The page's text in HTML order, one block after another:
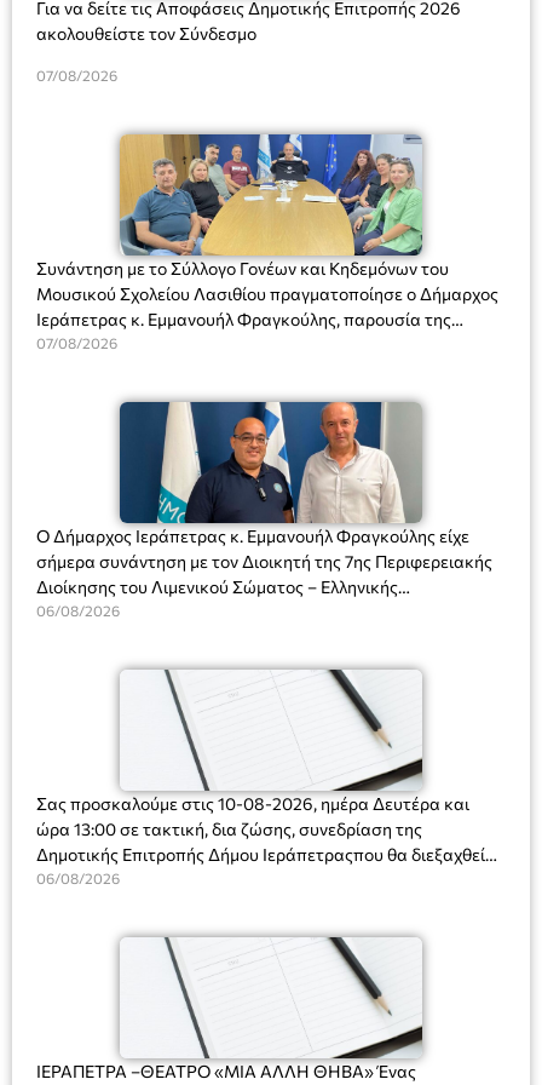
Για να δείτε τις Αποφάσεις Δημοτικής Επιτροπής 2026
ακολουθείστε τον Σύνδεσμο
07/08/2026
Συνάντηση με το Σύλλογο Γονέων και Κηδεμόνων του
Μουσικού Σχολείου Λασιθίου πραγματοποίησε ο Δήμαρχος
Ιεράπετρας κ. Εμμανουήλ Φραγκούλης, παρουσία της
Διευθύντριας του σχολείου κας Μαριάννας Χαΐτα.
07/08/2026
Ο Δήμαρχος Ιεράπετρας κ. Εμμανουήλ Φραγκούλης είχε
σήμερα συνάντηση με τον Διοικητή της 7ης Περιφερειακής
Διοίκησης του Λιμενικού Σώματος – Ελληνικής
Ακτοφυλακής (Λ.Σ.-ΕΛ.ΑΚΤ.), Αρχιπλοίαρχο Λ.Σ. κ. Ιωάννη
06/08/2026
Σας προσκαλούμε στις 10-08-2026, ημέρα Δευτέρα και
ώρα 13:00 σε τακτική, δια ζώσης, συνεδρίαση της
Δημοτικής Επιτροπής Δήμου Ιεράπετραςπου θα διεξαχθεί
στο Δημοτικό Κατάστημα, Δημοκρατίας 31 στην αίθουσα
και λήψη αποφάσεων στα παρακάτω θέματα:
06/08/2026
ΙΕΡΑΠΕΤΡΑ –ΘΕΑΤΡΟ «ΜΙΑ ΑΛΛΗ ΘΗΒΑ» Ένας